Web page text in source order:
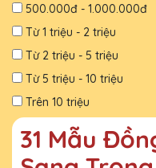
500.000đ - 1.000.000đ
Từ 1 triệu - 2 triệu
Từ 2 triệu - 5 triệu
Từ 5 triệu - 10 triệu
Trên 10 triệu
31 Mẫu